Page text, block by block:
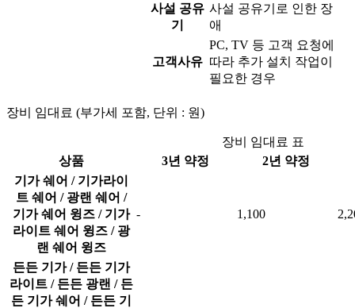
사설 공유
기
사설 공유기로 인한 장
애
고객사유
PC, TV 등 고객 요청에
따라 추가 설치 작업이
필요한 경우
장비 임대료 (부가세 포함, 단위 : 원)
장비 임대료 표
상품
3년 약정
2년 약정
기가 쉐어 / 기가라이
트 쉐어 / 광랜 쉐어 /
기가 쉐어 윙즈 / 기가
라이트 쉐어 윙즈 / 광
랜 쉐어 윙즈
- 1,100
든든 기가 / 든든 기가
라이트 / 든든 광랜 / 든
든 기가 쉐어 / 든든 기